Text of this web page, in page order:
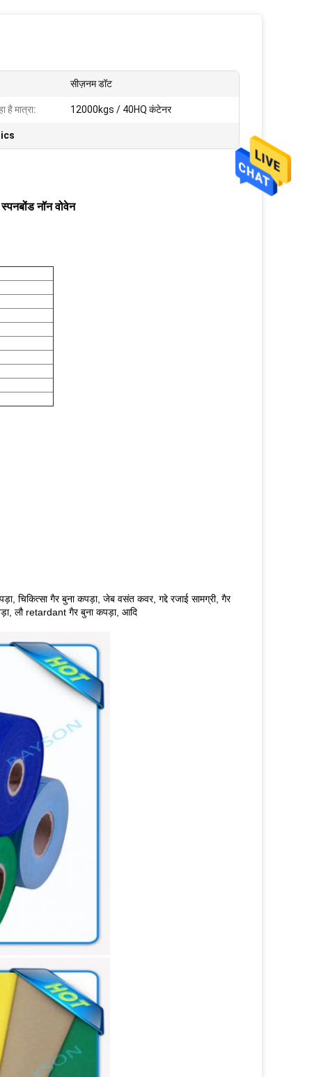
सीज़नम डॉट
है मात्रा: 12000kgs / 40HQ कंटेनर
नॉन वोवेन
चिकित्सा गैर बुना कपड़ा, जेब वसंत कवर, गद्दे रजाई सामग्री, गैर
लौ retardant गैर बुना कपड़ा, आदि